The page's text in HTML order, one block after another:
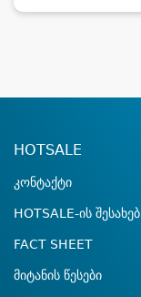
HOTSALE
კონტაქტი
HOTSALE-ის შესახებ
FACT SHEET
მიტანის წესები